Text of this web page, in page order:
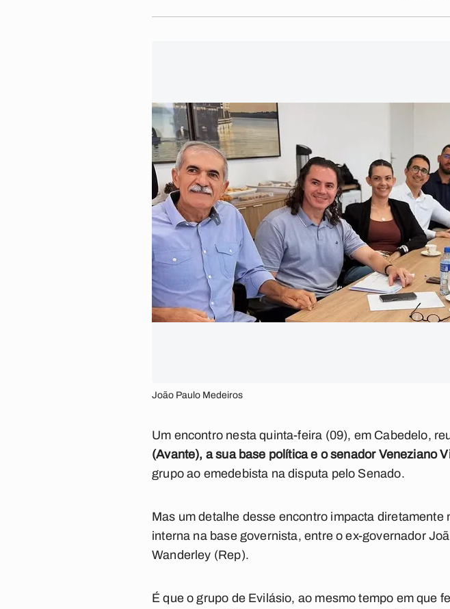
João Paulo Medeiros
Um encontro nesta quinta-feira (09), em Cabedelo,
(Avante), a sua base política e o senador Veneziano
grupo ao emedebista na disputa pelo Senado.
Mas um detalhe desse encontro impacta
interna na base governista, entre o ex-governador
Wanderley (Rep).
É que o grupo de Evilásio, ao mesmo tempo em que